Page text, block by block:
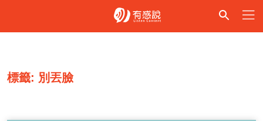
標籤: 別丟臉